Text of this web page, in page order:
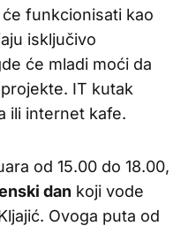
funkcionisati kao
isključivo
će mladi moći da
IT kutak
ili internet kafe.
od 15.00 do 18.00,
dan koji vode
Ovoga puta od